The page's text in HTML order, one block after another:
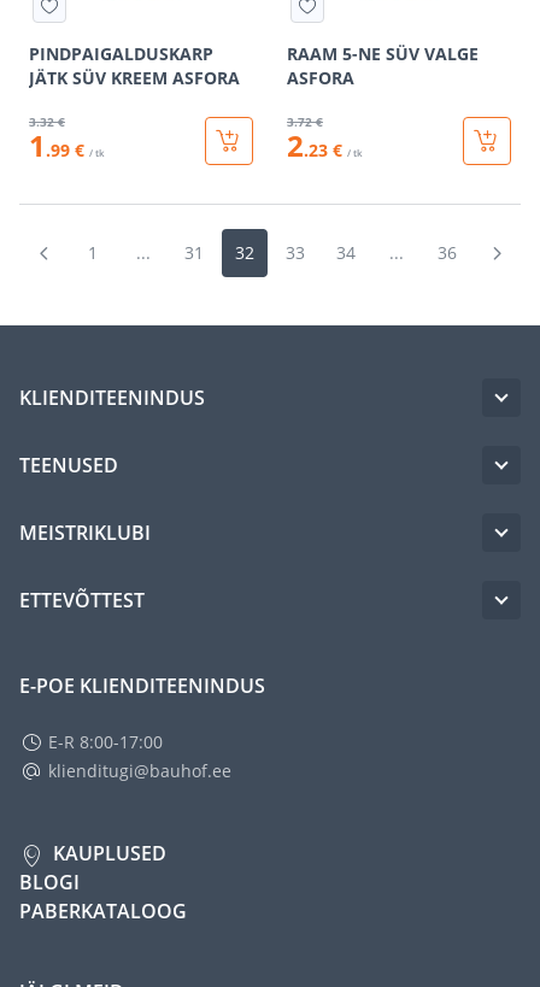
PINDPAIGALDUSKARP
JÄTK SÜV KREEM ASFORA
3.32 €
1 .99 € / tk
RAAM 5-NE SÜV VALGE
ASFORA
3.72 €
2.23 € / tk
1 ... 31 32 33 34 ... 36
KLIENDITEENINDUS
TEENUSED
MEISTRIKLUBI
ETTEVÕTTEST
E-POE KLIENDITEENINDUS
E-R 8:00-17:00
klienditugi@bauhof.ee
KAUPLUSED
BLOGI
PABERKATALOOG